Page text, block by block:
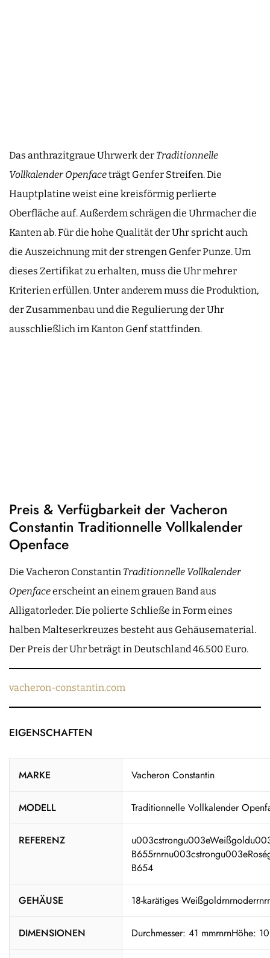
Das anthrazitgraue Uhrwerk der Traditionnelle
Vollkalender Openfaceträgt Genfer Streifen. Die
Hauptplatine weist eine kreisförmig perlierte
Oberfläche auf. Außerdem schrägen die Uhrmacher die
Kanten ab. Für die hohe Qualität der Uhr spricht auch
die Auszeichnung mit der strengen Genfer Punze. Um
dieses Zertifikat zu erhalten, muss die Uhr mehrer
Kriterien erfüllen. Unter anderem muss die Produktion,
der Zusammenbau und die Regulierung der Uhr
ausschließlich im Kanton Genf stattfinden.
Preis & Verfügbarkeit der Vacheron
Constantin Traditionnelle Vollkalender
Openface
Die Vacheron Constantin Traditionnelle Vollkalender
Openfaceerscheint an einem grauen Band aus
Alligatorleder. Die polierte Schließe in Form eines
halben Malteserkreuzes besteht aus Gehäusematerial.
Der Preis der Uhr beträgt in Deutschland 46.500 Euro.
vacheron-constantin.com
EIGENSCHAFTEN
MARKE Vacheron Constantin
MODELL Traditionnelle Vollkalender
REFERENZ
B654
GEHÄUSE 18-karätiges
DIMENSIONEN Durchmesser: 41 mmrnrnHöhe: